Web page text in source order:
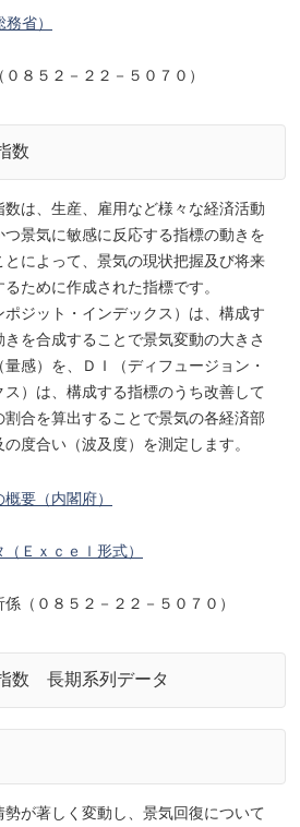
省）
５２－２２－５０７０）
数
数は、生産、雇用など様々な経済活動
つ景気に敏感に反応する指標の動きを
とによって、景気の現状把握及び将来
ために作成された指標です。
ポジット・インデックス）は、構成す
きを合成することで景気変動の大きさ
感）を、ＤＩ（ディフュージョン・
ス）は、構成する指標のうち改善して
割合を算出することで景気の各経済部
度合い（波及度）を測定します。
要（内閣府）
Ｅｘｃｅｌ形式）
８５２－２２－５０７０）
数 長期系列データ
勢が著しく変動し、景気回復について